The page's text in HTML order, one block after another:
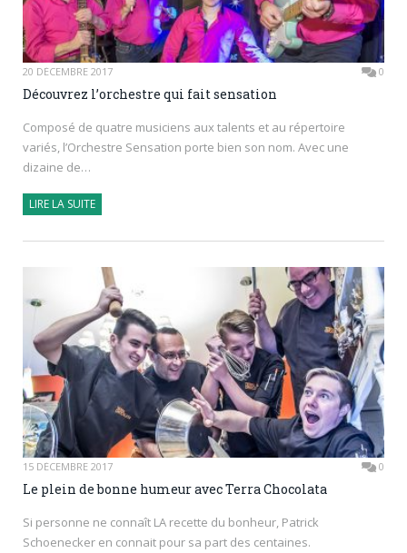
20 DÉCEMBRE 2017 0
Découvrez l’orchestre qui fait sensation
Composé de quatre musiciens aux talents et au répertoire
variés, l’Orchestre Sensation porte bien son nom. Avec une
dizaine de…
LIRE LA SUITE
15 DÉCEMBRE 2017 0
Le plein de bonne humeur avec Terra Chocolata
Si personne ne connaît LA recette du bonheur, Patrick
Schoenecker en connait pour sa part des centaines.